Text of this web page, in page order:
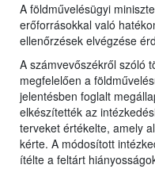
A földművelésügyi
erőforrásokkal való
ellenőrzések elvégzése
A számvevőszékről szóló
megfelelően a
jelentésben foglalt
elkészítették az
terveket értékelte, amely
kérte. A módosított
ítélte a feltárt